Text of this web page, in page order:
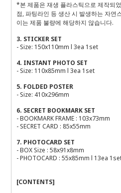
*본 제품은 재생 플라스틱으로 제작되
점, 파팅라인 등 생산 시 발생하는 자연
이는 제품 불량에 해당하지 않습니다.
3. STICKER SET
- Size: 150x110mm l 3ea 1set
4. INSTANT PHOTO SET
- Size: 110x85mm l 3ea 1set
5. FOLDED POSTER
- Size: 410x296mm
6. SECRET BOOKMARK SET
- BOOKMARK FRAME : 103x73mm
- SECRET CARD : 85x55mm
7. PHOTOCARD SET
- BOX Size : 58x91x8mm
- PHOTOCARD : 55x85mm l 13ea
[CONTENTS]